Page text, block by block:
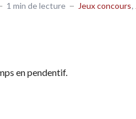
1 min de lecture Jeux concours
en pendentif.